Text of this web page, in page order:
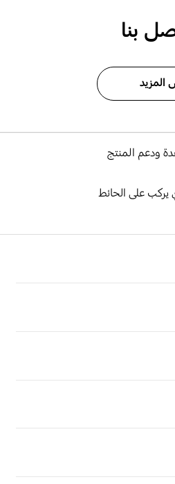
بنا
ودعم المنتج
يركب على الحائط